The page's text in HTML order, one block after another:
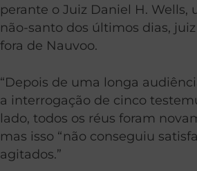
perante o Juiz Daniel H. Wells,
não-santo dos últimos dias,
fora de Nauvoo.
“Depois de uma longa
a interrogação de cinco
lado, todos os réus foram
mas isso “não conseguiu
agitados.”